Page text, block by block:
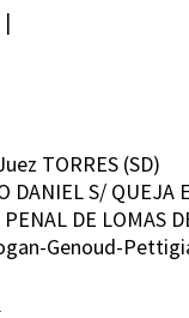
|
TORRES (SD)
DANIEL S/
DE LOMAS
Genoud-